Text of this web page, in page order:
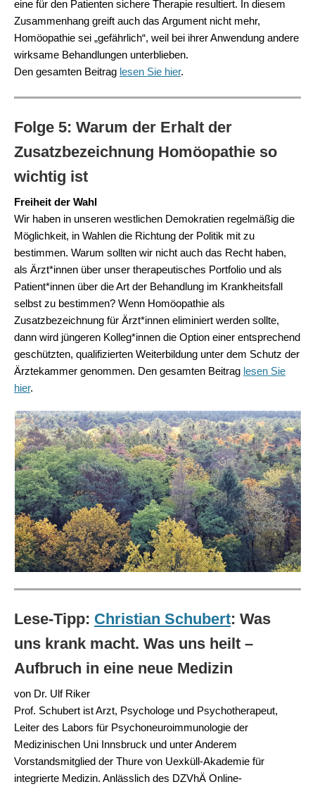
eine für den Patienten sichere Therapie resultiert. In diesem
Zusammenhang greift auch das Argument nicht mehr,
Homöopathie sei „gefährlich“, weil bei ihrer Anwendung andere
wirksame Behandlungen unterblieben.
Den gesamten Beitrag lesen Sie hier.
Folge 5: Warum der Erhalt der
Zusatzbezeichnung Homöopathie so
wichtig ist
Freiheit der Wahl
Wir haben in unseren westlichen Demokratien regelmäßig die
Möglichkeit, in Wahlen die Richtung der Politik mit zu
bestimmen. Warum sollten wir nicht auch das Recht haben,
als Ärzt*innen über unser therapeutisches Portfolio und als
Patient*innen über die Art der Behandlung im Krankheitsfall
selbst zu bestimmen? Wenn Homöopathie als
Zusatzbezeichnung für Ärzt*innen eliminiert werden sollte,
dann wird jüngeren Kolleg*innen die Option einer entsprechend
geschützten, qualifizierten Weiterbildung unter dem Schutz der
Ärztekammer genommen. Den gesamten Beitrag lesen Sie
hier.
Lese-Tipp: Christian Schubert: Was
uns krank macht. Was uns heilt –
Aufbruch in eine neue Medizin
von Dr. Ulf Riker
Prof. Schubert ist Arzt, Psychologe und Psychotherapeut,
Leiter des Labors für Psychoneuroimmunologie der
Medizinischen Uni Innsbruck und unter Anderem
Vorstandsmitglied der Thure von Uexküll-Akademie für
integrierte Medizin. Anlässlich des DZVhÄ Online-